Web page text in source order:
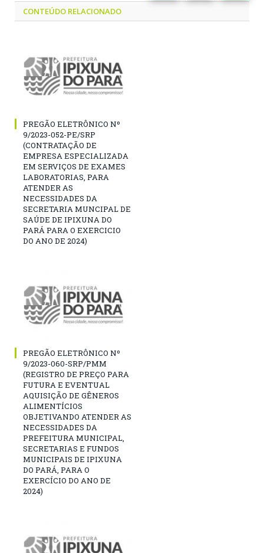
CONTEÚDO RELACIONADO
PREGÃO ELETRÔNICO Nº
9/2023-052-PE/SRP
(CONTRATAÇÃO DE
EMPRESA ESPECIALIZADA
EM SERVIÇOS DE EXAMES
LABORATORIAS, PARA
ATENDER AS
NECESSIDADES DA
SECRETARIA MUNCIPAL DE
SAÚDE DE IPIXUNA DO
PARÁ PARA O EXERCICIO
DO ANO DE 2024)
PREGÃO ELETRÔNICO Nº
9/2023-060-SRP/PMM
(REGISTRO DE PREÇO PARA
FUTURA E EVENTUAL
AQUISIÇÃO DE GÊNEROS
ALIMENTÍCIOS
OBJETIVANDO ATENDER AS
NECESSIDADES DA
PREFEITURA MUNICIPAL,
SECRETARIAS E FUNDOS
MUNICIPAIS DE IPIXUNA
DO PARÁ, PARA O
EXERCÍCIO DO ANO DE
2024)